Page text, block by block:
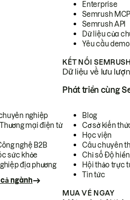
Enterprise
Semrush MCP
Semrush API
Dữ liệu của
Yêu cầu demo
KẾT NỐI
Dữ liệu về lưu
nghiệp
mại điện tử
nghệ B2B
sức khỏe
địa phương
ngành
Phát triển cùng
Blog
Cơ sở kiến
Học viện
Câu chuyên
Chỉ số Độ hiển
Hội thảo trực
Tin tức
MUA VÉ NGAY